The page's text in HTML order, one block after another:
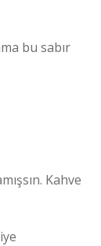
bu sabır
Kahve